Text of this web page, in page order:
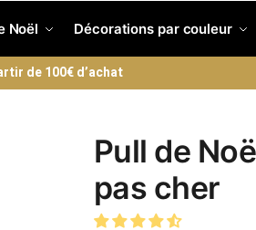
Noël Décorations par couleur
de 100€ d’achat
Pull de
pas cher